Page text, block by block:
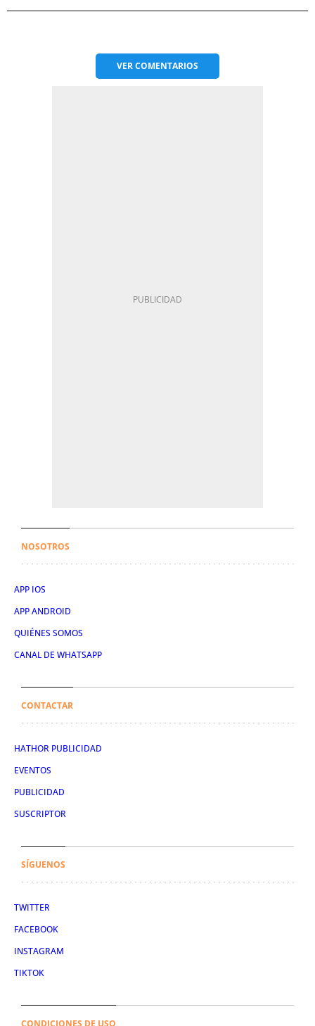
VERCOMENTARIOS
NOSOTROS
APP IOS
APP ANDROID
QUIÉNES SOMOS
CANAL DE WHATSAPP
CONTACTAR
HATHOR PUBLICIDAD
EVENTOS
PUBLICIDAD
SUSCRIPTOR
SÍGUENOS
TWITTER
FACEBOOK
INSTAGRAM
TIKTOK